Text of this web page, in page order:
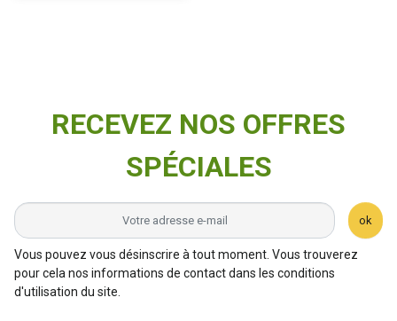
RECEVEZ NOS OFFRES
SPÉCIALES
ok
Vous pouvez vous désinscrire à tout moment. Vous trouverez
pour cela nos informations de contact dans les conditions
d'utilisation du site.